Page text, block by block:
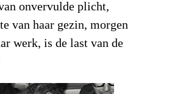
onvervulde plicht,
van haar gezin, morgen
werk, is de last van de